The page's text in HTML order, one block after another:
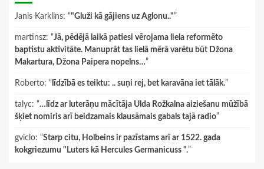
Janis Karklins: “"Gluži kā gājiens uz Aglonu.."”
martinsz: “Jā, pēdējā laikā patiesi vērojama liela reformēto
baptistu aktivitāte. Manuprāt tas lielā mērā varētu būt Džona
Makartura, Džona Paipera nopelns…”
Roberto: “ līdzībā es teiktu: .. suņi rej, bet karavāna iet tālāk.”
talyc: “…līdz ar luterāņu mācītāja Ulda Rožkalna aiziešanu mūžībā
šķiet nomiris arī beidzamais klausāmais gabals tajā radio”
gviclo: “Starp citu, Holbeins ir pazīstams arī ar 1522. gada
kokgriezumu "Luters kā Hercules Germanicuss ".”